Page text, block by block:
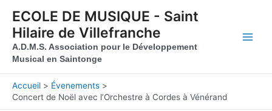
ECOLE DE MUSIQUE - Saint
Hilaire de Villefranche
A.D.M.S. Association pour le Développement
Musical en Saintonge
Accueil
Évenements
Concert de Noël avec l’Orchestre à Cordes à Vénérand